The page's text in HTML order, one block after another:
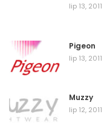
lip 13, 2011
Pigeon
lip 13, 2011
Muzzy
lip 12, 2011